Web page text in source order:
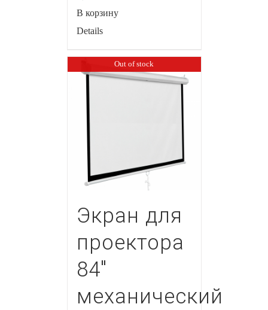
В корзину
Details
Out of stock
Экран для
проектора
84″
механический